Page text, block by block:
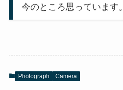
今のところ思っています。
Photograph Camera